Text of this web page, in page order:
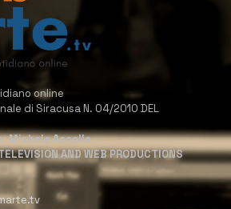
online
di Siracusa N. 04/2010 DEL
Michele Accolla
AND WEB PRODUCTIONS